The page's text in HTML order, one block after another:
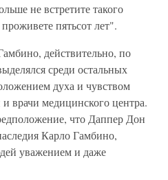
не встретите такого
пятьсот лет".
действительно, по
среди остальных
духа и чувством
врачи медицинского центра.
что Даппер Дон
Карло Гамбино,
уважением и даже